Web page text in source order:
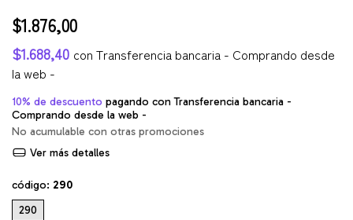
$1.876,00
$1.688,40 con Transferencia bancaria - Comprando desde
la web -
10% de descuento pagando con Transferencia bancaria -
Comprando desde la web -
No acumulable con otras promociones
Ver más detalles
código: 290
290